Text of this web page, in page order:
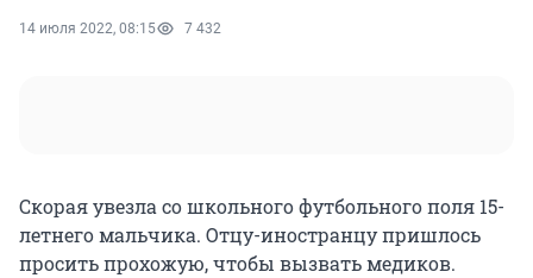
14 июля 2022, 08:15 7 432
Скорая увезла со школьного футбольного поля 15-
летнего мальчика. Отцу-иностранцу пришлось
просить прохожую, чтобы вызвать медиков.